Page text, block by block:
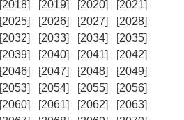
[2018] [2019] [2020]
[2021]
[2025] [2026] [2027]
[2028]
[2032] [2033] [2034]
[2035]
[2039] [2040] [2041]
[2042]
[2046] [2047] [2048]
[2049]
[2053] [2054] [2055]
[2056]
[2060] [2061] [2062]
[2063]